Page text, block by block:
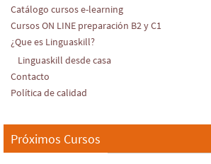
Catálogo cursos e-learning
Cursos ON LINE preparación B2 y C1
¿Que es Linguaskill?
Linguaskill desde casa
Contacto
Política de calidad
Próximos Cursos